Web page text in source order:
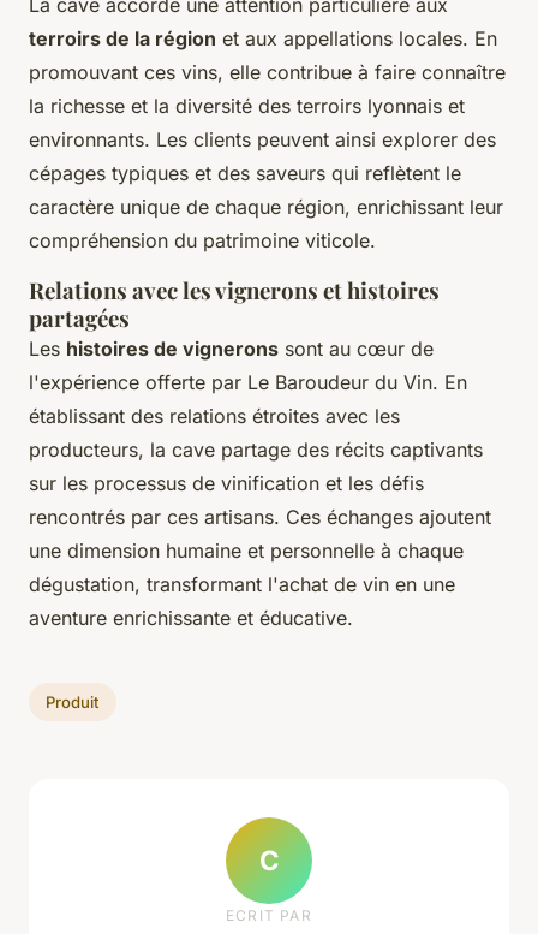
La cave accorde une attention particulière aux
terroirs de la région et aux appellations locales. En
promouvant ces vins, elle contribue à faire connaître
la richesse et la diversité des terroirs lyonnais et
environnants. Les clients peuvent ainsi explorer des
cépages typiques et des saveurs qui reflètent le
caractère unique de chaque région, enrichissant leur
compréhension du patrimoine viticole.
Relations avec les vignerons et histoires
partagées
Les histoires de vignerons sont au cœur de
l'expérience offerte par Le Baroudeur du Vin. En
établissant des relations étroites avec les
producteurs, la cave partage des récits captivants
sur les processus de vinification et les défis
rencontrés par ces artisans. Ces échanges ajoutent
une dimension humaine et personnelle à chaque
dégustation, transformant l'achat de vin en une
aventure enrichissante et éducative.
Produit
C
ECRIT PAR